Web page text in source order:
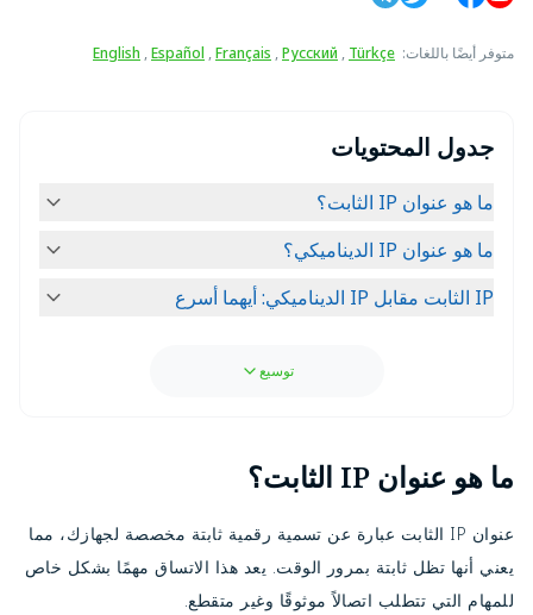
متوفر أيضًا باللغات:
English ,Español ,Français ,Русский , Türkçe
جدول المحتويات
ما هو عنوان IP الثابت؟
ما هو عنوان IP الديناميكي؟
IP الثابت مقابل IP الديناميكي: أيهما أسرع
توسيع
ما هو عنوان IP الثابت؟
عنوان IP الثابت عبارة عن تسمية رقمية ثابتة مخصصة لجهازك، مما
يعني أنها تظل ثابتة بمرور الوقت. يعد هذا الاتساق مهمًا بشكل خاص
للمهام التي تتطلب اتصالاً موثوقًا وغير متقطع.